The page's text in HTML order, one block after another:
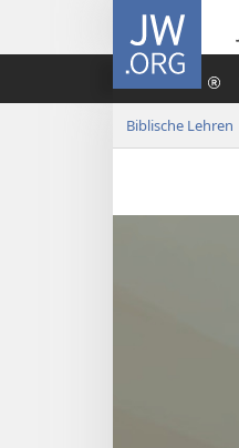
JW.ORG
Biblische Lehren